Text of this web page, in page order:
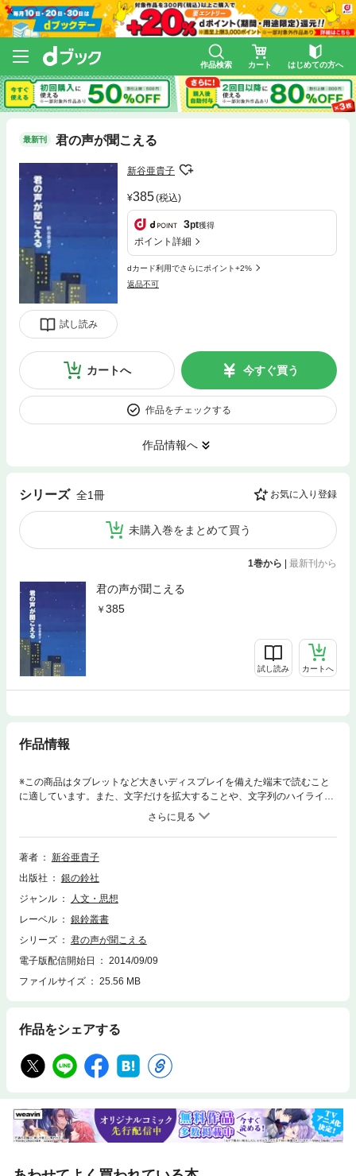
作品検索 カート はじめての方へ
最新刊 君の声が聞こえる
試し読み
新谷亜貴子
385(税込)
3pt獲得
ポイント詳細
dカード利用でさらにポイント+2%
返品不可
カートへ 今すぐ買う
作品をチェックする
作品情報へ
シリーズ 全1冊 お気に入り登録
未購入巻をまとめて買う
1巻から 最新刊から
君の声が聞こえる
385
試し読み カートへ
作品情報
※この商品はタブレットなど大きいディスプレイを備えた端末で読むこと
に適しています。また、文字だけを拡大することや、文字列のハイライ
ト、検索、辞書の参照、引用などの機能が使用できません。恋文という言
葉が、もう死語になってしまったかのような目まぐるしい変貌を遂げた現
代に、恋文の雰囲気を纏った恋愛小説の登場です。街中の雑踏で、ふっと
雨上がりの草の香りをかいだような、そんなやすらぎの読後感があなたを
著者
新谷亜貴子
出版社
銀の鈴社
ジャンル
人文・思想
レーベル
銀鈴叢書
シリーズ
君の声が聞こえる
電子版配信開始日
2014/09/09
ファイルサイズ
25.56 MB
作品をシェアする